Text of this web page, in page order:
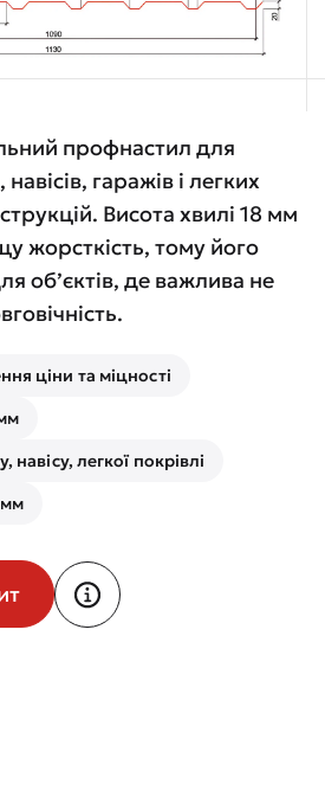
профнастил для
гаражів і легких
Висота хвилі 18 мм
жорсткість, тому його
об’єктів, де важлива не
ціни та міцності
легкої покрівлі